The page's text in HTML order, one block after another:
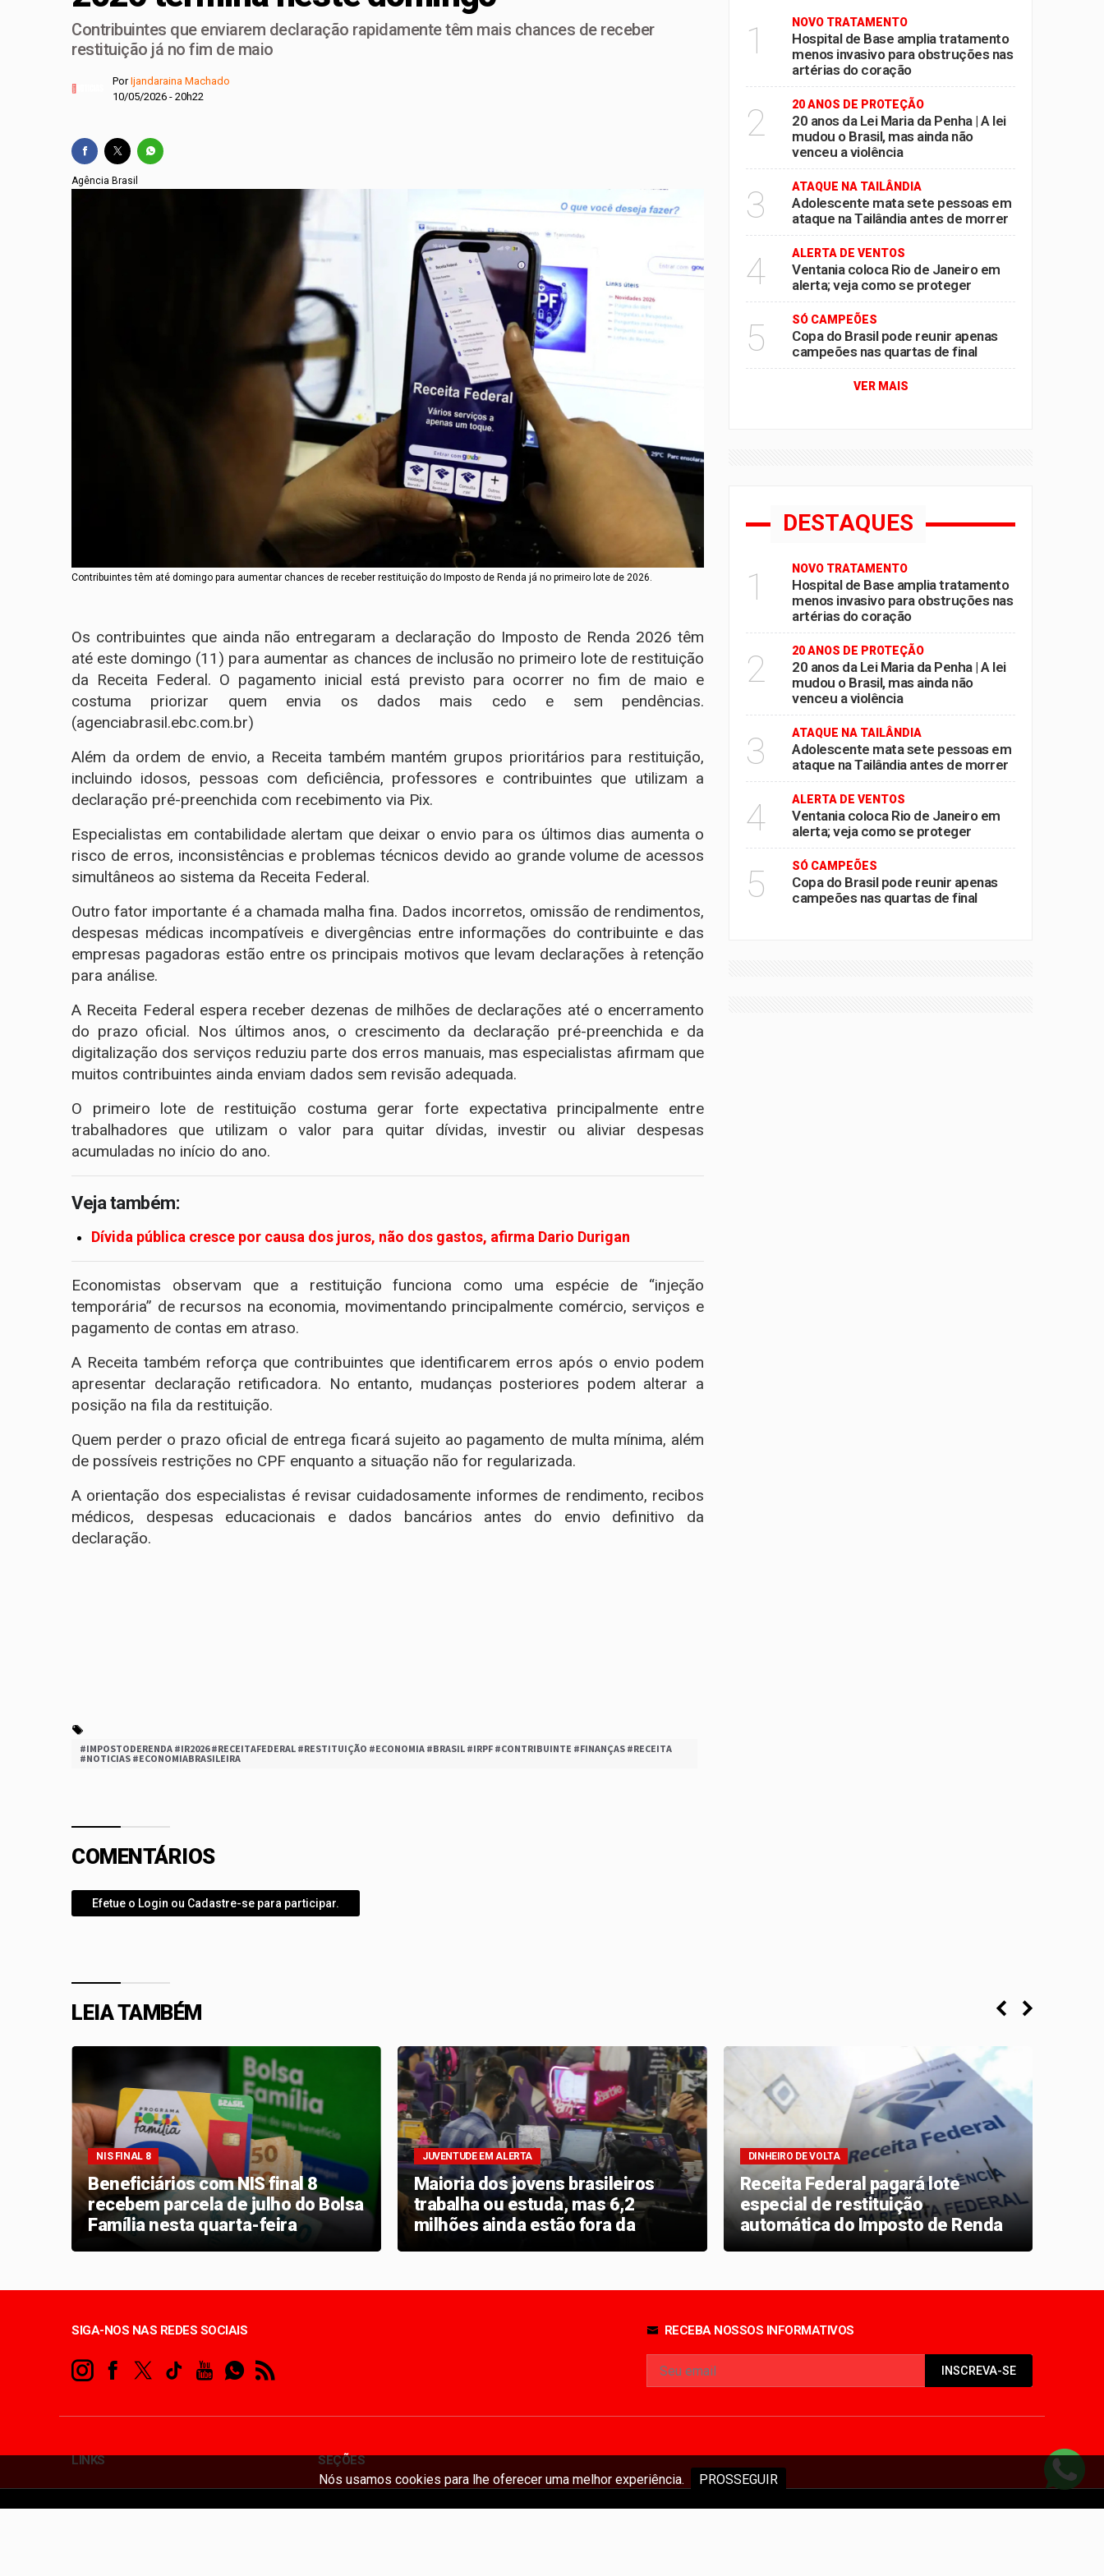
Nós usamos cookies para lhe oferecer uma melhor experiência. PROSSEGUIR
Lactário do Hospital de Base garante alimentação segura e personalizada aos pacientes
Endereços de Planaltina terão fornecimento de energia interrompido nesta quinta-feira
Hospital de Base amplia tratamento menos invasivo para obstruções nas artérias do coração
20 anos da Lei Maria da Penha | A lei mudou o Brasil, mas ainda não venceu a violência
Contribuintes que enviarem declaração rapidamente têm mais chances de receber
restituição já no fim de maio
PorIjandaraina Machado
10/05/2026 - 20h22
Agência Brasil
Contribuintes têm até domingo para aumentar chances de receber restituição do Imposto de Renda já no primeiro lote de 2026.
Os contribuintes que ainda não entregaram a declaração do Imposto de Renda 2026 têm
até este domingo (11) para aumentar as chances de inclusão no primeiro lote de restituição
da Receita Federal. O pagamento inicial está previsto para ocorrer no fim de maio e
costuma priorizar quem envia os dados mais cedo e sem pendências.
(agenciabrasil.ebc.com.br)
Além da ordem de envio, a Receita também mantém grupos prioritários para restituição,
incluindo idosos, pessoas com deficiência, professores e contribuintes que utilizam a
declaração pré-preenchida com recebimento via Pix.
Especialistas em contabilidade alertam que deixar o envio para os últimos dias aumenta o
risco de erros, inconsistências e problemas técnicos devido ao grande volume de acessos
simultâneos ao sistema da Receita Federal.
Outro fator importante é a chamada malha fina. Dados incorretos, omissão de rendimentos,
despesas médicas incompatíveis e divergências entre informações do contribuinte e das
empresas pagadoras estão entre os principais motivos que levam declarações à retenção
para análise.
A Receita Federal espera receber dezenas de milhões de declarações até o encerramento
do prazo oficial. Nos últimos anos, o crescimento da declaração pré-preenchida e da
digitalização dos serviços reduziu parte dos erros manuais, mas especialistas afirmam que
muitos contribuintes ainda enviam dados sem revisão adequada.
O primeiro lote de restituição costuma gerar forte expectativa principalmente entre
trabalhadores que utilizam o valor para quitar dívidas, investir ou aliviar despesas
acumuladas no início do ano.
Veja também:
Dívida pública cresce por causa dos juros, não dos gastos, afirma Dario Durigan
Economistas observam que a restituição funciona como uma espécie de “injeção
temporária” de recursos na economia, movimentando principalmente comércio, serviços e
pagamento de contas em atraso.
A Receita também reforça que contribuintes que identificarem erros após o envio podem
apresentar declaração retificadora. No entanto, mudanças posteriores podem alterar a
posição na fila da restituição.
Quem perder o prazo oficial de entrega ficará sujeito ao pagamento de multa mínima, além
de possíveis restrições no CPF enquanto a situação não for regularizada.
A orientação dos especialistas é revisar cuidadosamente informes de rendimento, recibos
médicos, despesas educacionais e dados bancários antes do envio definitivo da
declaração.
#IMPOSTODERENDA #IR2026 #RECEITAFEDERAL #RESTITUIÇÃO #ECONOMIA #BRASIL #IRPF #CONTRIBUINTE #FINANÇAS #RECEITA
#NOTICIAS #ECONOMIABRASILEIRA
COMENTÁRIOS
Efetue o Login ou Cadastre-se para participar.
1 NOVO TRATAMENTO
Hospital de Base amplia tratamento
menos invasivo para obstruções nas
artérias do coração
2 20 ANOS DE PROTEÇÃO
20 anos da Lei Maria da Penha | A lei
mudou o Brasil, mas ainda não
venceu a violência
3 ATAQUE NA TAILÂNDIA
Adolescente mata sete pessoas em
ataque na Tailândia antes de morrer
4 ALERTA DE VENTOS
Ventania coloca Rio de Janeiro em
alerta; veja como se proteger
5 SÓ CAMPEÕES
Copa do Brasil pode reunir apenas
campeões nas quartas de final
VER MAIS
DESTAQUES
1 NOVO TRATAMENTO
Hospital de Base amplia tratamento
menos invasivo para obstruções nas
artérias do coração
2 20 ANOS DE PROTEÇÃO
20 anos da Lei Maria da Penha | A lei
mudou o Brasil, mas ainda não
venceu a violência
3 ATAQUE NA TAILÂNDIA
Adolescente mata sete pessoas em
ataque na Tailândia antes de morrer
4 ALERTA DE VENTOS
Ventania coloca Rio de Janeiro em
alerta; veja como se proteger
5 SÓ CAMPEÕES
Copa do Brasil pode reunir apenas
campeões nas quartas de final
LEIA TAMBÉM
NIS FINAL 8
Beneficiários com NIS final 8
recebem parcela de julho do Bolsa
Família nesta quarta-feira
JUVENTUDE EM ALERTA
Maioria dos jovens brasileiros
trabalha ou estuda, mas 6,2
milhões ainda estão fora da
DINHEIRO DE VOLTA
Receita Federal pagará lote
especial de restituição
automática do Imposto de Renda
em julho
SIGA-NOS NAS REDES SOCIAIS RECEBA NOSSOS INFORMATIVOS
INSCREVA-SE
LINKS SEÇÕES